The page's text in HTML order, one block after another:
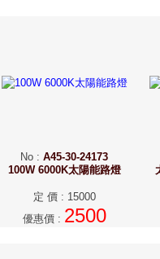
No : A45-30-24173
100W 6000K太陽能路燈
定 價: 15000
優惠價: 2500